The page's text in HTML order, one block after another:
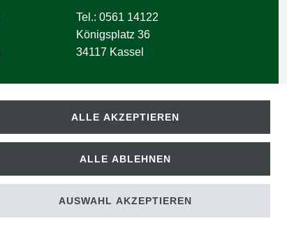
Tel.: 0561 14122
Königsplatz 36
34117 Kassel
ALLE AKZEPTIEREN
ALLE ABLEHNEN
AUSWAHL AKZEPTIEREN